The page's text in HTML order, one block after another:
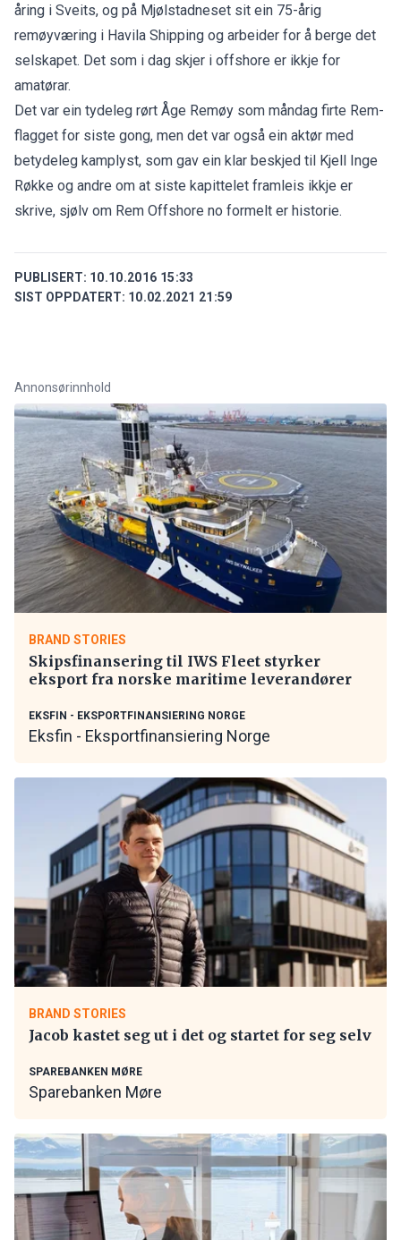
åring i Sveits, og på Mjølstadneset sit ein 75-årig
remøyværing i Havila Shipping og arbeider for å berge det
selskapet. Det som i dag skjer i offshore er ikkje for
amatørar.
Det var ein tydeleg rørt Åge Remøy som måndag firte Rem-
flagget for siste gong, men det var også ein aktør med
betydeleg kamplyst, som gav ein klar beskjed til Kjell Inge
Røkke og andre om at siste kapittelet framleis ikkje er
skrive, sjølv om Rem Offshore no formelt er historie.
PUBLISERT: 10.10.2016 15:33
SIST OPPDATERT: 10.02.2021 21:59
Annonsørinnhold
BRAND STORIES
Skipsfinansering til IWS Fleet styrker
eksport fra norske maritime leverandører
EKSFIN - EKSPORTFINANSIERING NORGE
Eksfin - Eksportfinansiering Norge
BRAND STORIES
Jacob kastet seg ut i det og startet for seg selv
SPAREBANKEN MØRE
Sparebanken Møre